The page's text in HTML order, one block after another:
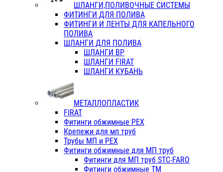
ШЛАНГИ,ПОЛИВОЧНЫЕ СИСТЕМЫ
ФИТИНГИ ДЛЯ ПОЛИВА
ФИТИНГИ И ЛЕНТЫ ДЛЯ КАПЕЛЬНОГО
ПОЛИВА
ШЛАНГИ ДЛЯ ПОЛИВА
ШЛАНГИ ВР
ШЛАНГИ FIRAT
ШЛАНГИ КУБАНЬ
МЕТАЛЛОПЛАСТИК
FIRAT
Фитинги обжимные PEX
Крепежи для мп труб
Трубы МП и PEX
Фитинги обжимные для МП труб
Фитинги для МП труб STC-FARO
Фитинги обжимные ТМ